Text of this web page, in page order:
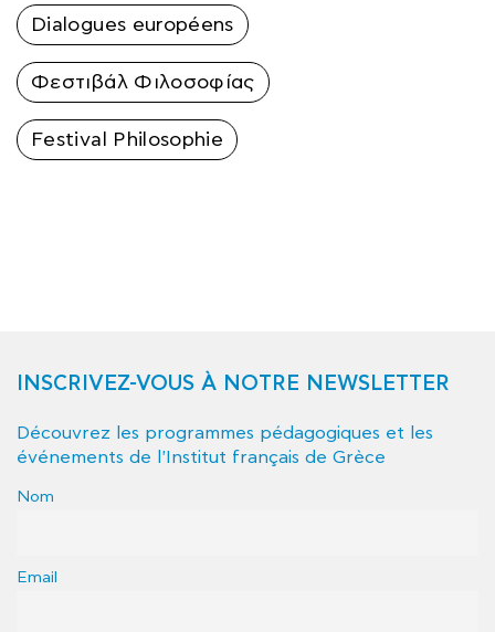
Dialogues européens
Φεστιβάλ Φιλοσοφίας
Festival Philosophie
INSCRIVEZ-VOUS À NOTRE NEWSLETTER
Découvrez les programmes pédagogiques et les
événements de l'Institut français de Grèce
Nom
Email